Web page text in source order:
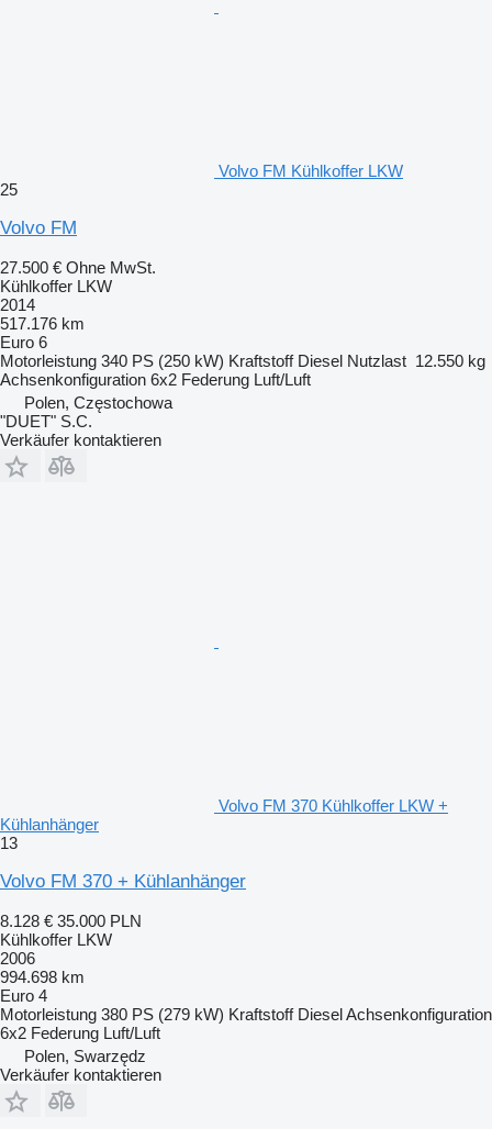
Volvo FM Kühlkoffer LKW
25
Volvo FM
27.500 € Ohne MwSt.
Kühlkoffer LKW
2014
517.176 km
Euro 6
Motorleistung 340 PS (250 kW) Kraftstoff Diesel Nutzlast 12.550 kg
Achsenkonfiguration 6x2 Federung Luft/Luft
Polen, Częstochowa
"DUET" S.C.
Verkäufer kontaktieren
Volvo FM 370 Kühlkoffer LKW +
Kühlanhänger
13
Volvo FM 370 + Kühlanhänger
8.128 € 35.000 PLN
Kühlkoffer LKW
2006
994.698 km
Euro 4
Motorleistung 380 PS (279 kW) Kraftstoff DieselAchsenkonfiguration
6x2 Federung Luft/Luft
Polen, Swarzędz
Verkäufer kontaktieren